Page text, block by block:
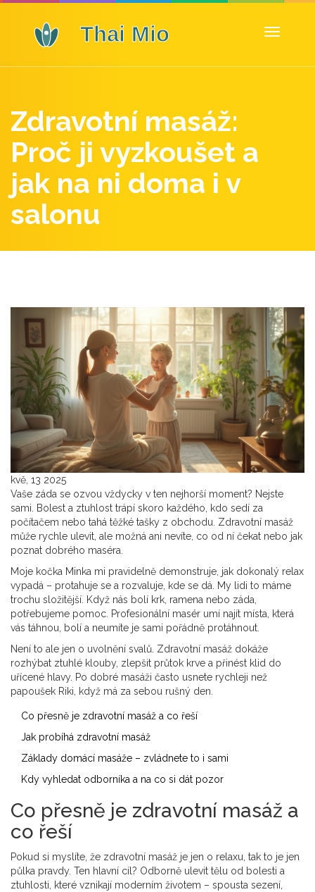
Zobrazit
Zdravotní masáž:
Proč ji vyzkoušet a
jak na ni doma i v
salonu
kvě, 13 2025
Vaše záda se ozvou vždycky v ten nejhorší moment? Nejste
sami. Bolest a ztuhlost trápí skoro každého, kdo sedí za
počítačem nebo tahá těžké tašky z obchodu. Zdravotní masáž
může rychle ulevit, ale možná ani nevíte, co od ní čekat nebo jak
poznat dobrého maséra.
Moje kočka Minka mi pravidelně demonstruje, jak dokonalý relax
vypadá – protahuje se a rozvaluje, kde se dá. My lidi to máme
trochu složitější. Když nás bolí krk, ramena nebo záda,
potřebujeme pomoc. Profesionální masér umí najít místa, která
vás táhnou, bolí a neumíte je sami pořádně protáhnout.
Není to ale jen o uvolnění svalů. Zdravotní masáž dokáže
rozhýbat ztuhlé klouby, zlepšit průtok krve a přinést klid do
uřícené hlavy. Po dobré masáži často usnete rychleji než
papoušek Riki, když má za sebou rušný den.
Co přesně je zdravotní masáž a co řeší
Jak probíhá zdravotní masáž
Základy domácí masáže – zvládnete to i sami
Kdy vyhledat odborníka a na co si dát pozor
Co přesně je zdravotní masáž a
co řeší
Pokud si myslíte, že zdravotní masáž je jen o relaxu, tak to je jen
půlka pravdy. Ten hlavní cíl? Odborně ulevit tělu od bolesti a
ztuhlosti, které vznikají moderním životem – spousta sezení,